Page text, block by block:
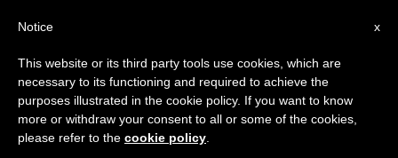
DICASTERI
x
Notice
This website or its third party tools use cookies, which are
necessary to its functioning and required to achieve the
purposes illustrated in the cookie policy. If you want to know
more or withdraw your consent to all or some of the cookies,
please refer to the cookie policy